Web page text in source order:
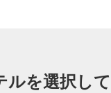
ルを選択し